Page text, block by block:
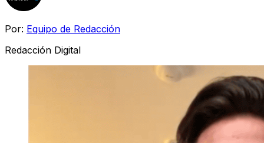
Por: Equipo de Redacción
Redacción Digital